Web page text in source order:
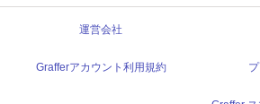
運営会社
Grafferアカウント利用規約